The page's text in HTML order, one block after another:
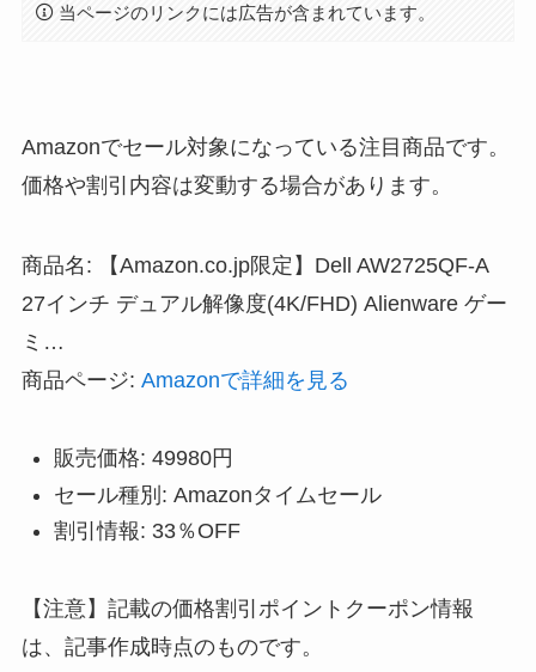
当ページのリンクには広告が含まれています。
Amazonでセール対象になっている注目商品です。
価格や割引内容は変動する場合があります。
商品名: 【Amazon.co.jp限定】Dell AW2725QF-A
27インチ デュアル解像度(4K/FHD) Alienware ゲー
ミ…
商品ページ: Amazonで詳細を見る
販売価格: 49980円
セール種別: Amazonタイムセール
割引情報: 33％OFF
【注意】記載の価格割引ポイントクーポン情報
は、記事作成時点のものです。